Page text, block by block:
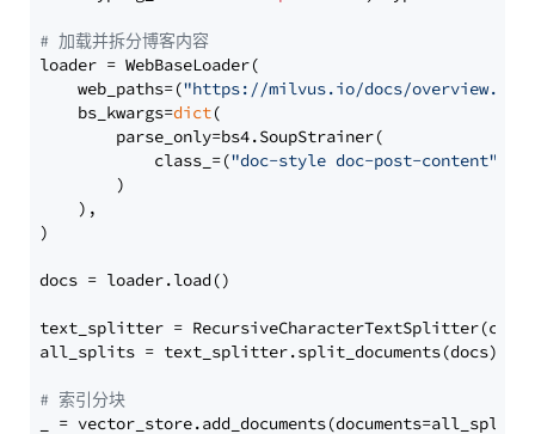
# 加载并拆分博客内容
loader = WebBaseLoader(
    web_paths=(
"https://milvus.io/docs/overview.md"
    bs_kwargs=
dict(
        parse_only=bs4.SoupStrainer(
            class_=(
"doc-style doc-post-content"
        )
    ),
)
docs = loader.load()
text_splitter =
all_splits = text_splitter.split_documents(docs)
# 索引分块
_ = vector_store.add_documents(documents=all_splits)